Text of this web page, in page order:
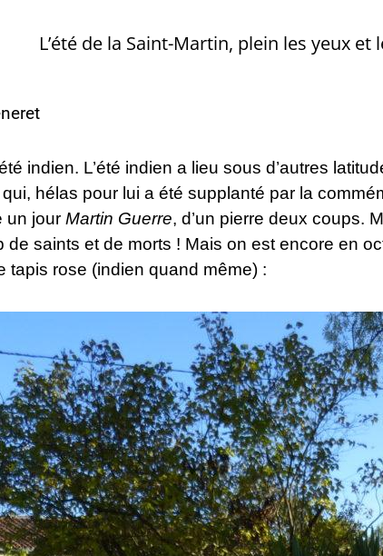
L’été de la Saint-Martin, plein les yeux et
indien. L’été indien a lieu sous d’autres
qui, hélas pour lui a été supplanté par la
un jour Martin Guerre, d’un pierre deux coups.
de saints et de morts ! Mais on est encore en
tapis rose (indien quand même) :